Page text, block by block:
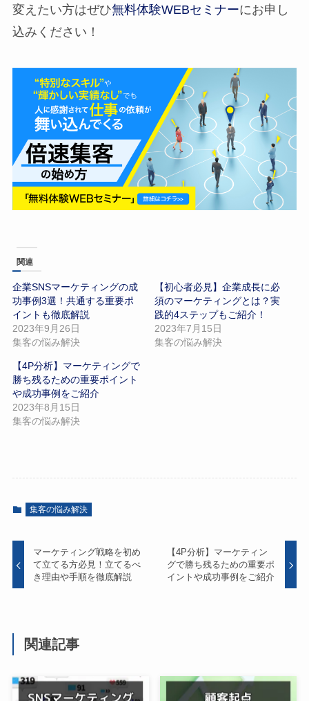
変えたい方はぜひ無料体験WEBセミナーにお申し
込みください！
関連
企業SNSマーケティングの成
功事例3選！共通する重要ポ
イントも徹底解説
2023年9月26日
集客の悩み解決
【初心者必見】企業成長に必
須のマーケティングとは？実
践的4ステップもご紹介！
2023年7月15日
集客の悩み解決
【4P分析】マーケティングで
勝ち残るための重要ポイント
や成功事例をご紹介
2023年8月15日
集客の悩み解決
集客の悩み解決
マーケティング戦略を初め
て立てる方必見！立てるべ
き理由や手順を徹底解説
【4P分析】マーケティン
グで勝ち残るための重要ポ
イントや成功事例をご紹介
関連記事